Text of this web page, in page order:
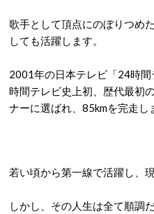
歌手として頂点にのぼりつめ
しても活躍します。
2001年の日本テレビ「24時
時間テレビ史上初、歴代最初
ナーに選ばれ、85kmを完走し
若い頃から第一線で活躍し、
しかし、その人生は全て順調